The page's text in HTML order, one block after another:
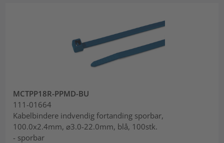
MCTPP18R-PPMD-BU
111-01664
Kabelbindere indvendig fortanding sporbar,
100.0x2.4mm, ⌀3.0-22.0mm, blå, 100stk.
- sporbar